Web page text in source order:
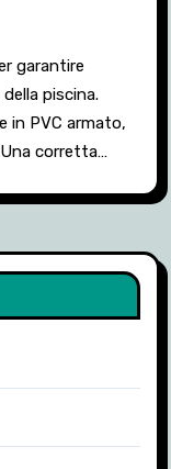
piscina.
in PVC armato,
corretta…